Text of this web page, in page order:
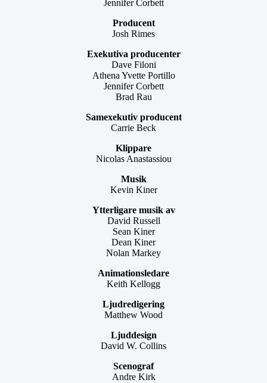
Jennifer Corbett
Producent
Josh Rimes
Exekutiva producenter
Dave Filoni
Athena Yvette Portillo
Jennifer Corbett
Brad Rau
Samexekutiv producent
Carrie Beck
Klippare
Nicolas Anastassiou
Musik
Kevin Kiner
Ytterligare musik av
David Russell
Sean Kiner
Dean Kiner
Nolan Markey
Animationsledare
Keith Kellogg
Ljudredigering
Matthew Wood
Ljuddesign
David W. Collins
Scenograf
Andre Kirk